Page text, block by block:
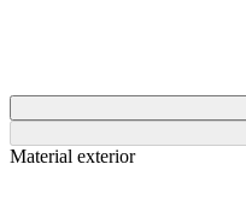
Material exterior